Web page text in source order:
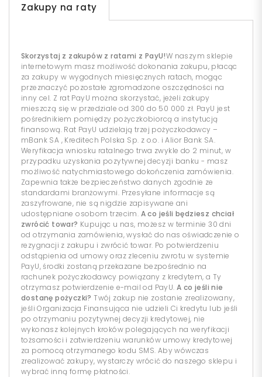
Zakupy na raty
Skorzystaj z zakupów z ratami z PayU!W naszym sklepie
internetowym masz możliwość dokonania zakupu, płacąc
za zakupy w wygodnych miesięcznych ratach, mogąc
przeznaczyć pozostałe zgromadzone oszczędności na
inny cel. Z rat PayU można skorzystać, jeżeli zakupy
mieszczą się w przedziale od 300 do 50 000 zł. PayU jest
pośrednikiem pomiędzy pożyczkobiorcą a instytucją
finansową. Rat PayU udzielają trzej pożyczkodawcy –
mBank SA , Kreditech Polska Sp. z o.o. i Alior Bank SA.
Weryfikacja wniosku ratalnego trwa zwykle do 2 minut, w
przypadku uzyskania pozytywnej decyzji banku - masz
możliwość natychmiastowego dokończenia zamówienia.
Zapewnia także bezpieczeństwo danych zgodnie ze
standardami branżowymi. Przesyłane informacje są
zaszyfrowane, nie są nigdzie zapisywane ani
udostępniane osobom trzecim. A co jeśli będziesz chciał
zwrócić towar? Kupując u nas, możesz w terminie 30 dni
od otrzymania zamówienia, wysłać do nas oświadczenie o
rezygnacji z zakupu i zwrócić towar. Po potwierdzeniu
odstąpienia od umowy oraz zleceniu zwrotu w systemie
PayU, środki zostaną przekazane bezpośrednio na
rachunek pożyczkodawcy powiązany z kredytem, a Ty
otrzymasz potwierdzenie e-mail od PayU. A co jeśli nie
dostanę pożyczki? Twój zakup nie zostanie zrealizowany,
jeśli Organizacja Finansująca nie udzieli Ci kredytu lub jeśli
po otrzymaniu pozytywnej decyzji kredytowej, nie
wykonasz kolejnych kroków polegających na weryfikacji
tożsamości i zatwierdzeniu warunków umowy kredytowej
za pomocą otrzymanego kodu SMS. Aby wówczas
zrealizować zakupy, wystarczy wrócić do naszego sklepu i
wybrać inną formę płatności.